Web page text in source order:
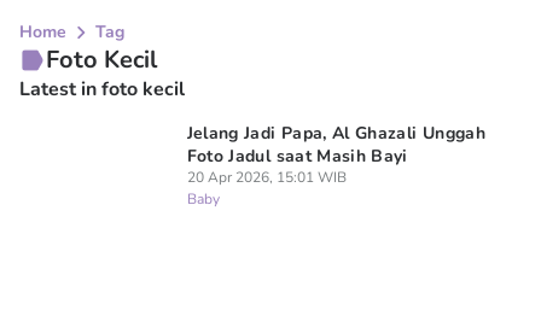
Home Tag
Foto Kecil
Latest in foto kecil
Jelang Jadi Papa, Al Ghazali Unggah
Foto Jadul saat Masih Bayi
20 Apr 2026, 15:01 WIB
Baby